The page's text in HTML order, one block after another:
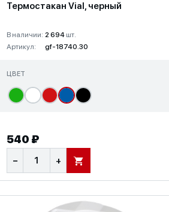
Термостакан Vial, черный
В наличии: 2 694 шт.
Артикул:
gf-18740.30
ЦВЕТ
540 ₽
− + В КОРЗИНУ